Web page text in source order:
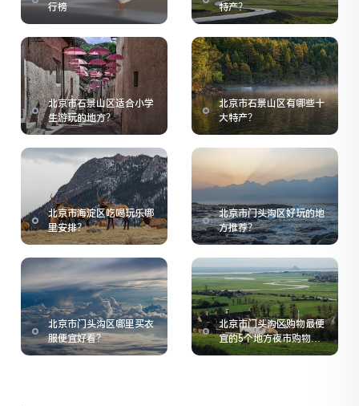
行榜
特产？
北京市石景山区适合小学
生游玩的地方？
北京市石景山区有哪些十
大特产？
北京市海淀区吃喝玩乐哪
里安排？
北京市门头沟区好玩的地
方推荐？
北京市门头沟区哪里买衣
服便宜好看？
北京市门头沟区购物最便
宜的5个地方夜市购物指
南